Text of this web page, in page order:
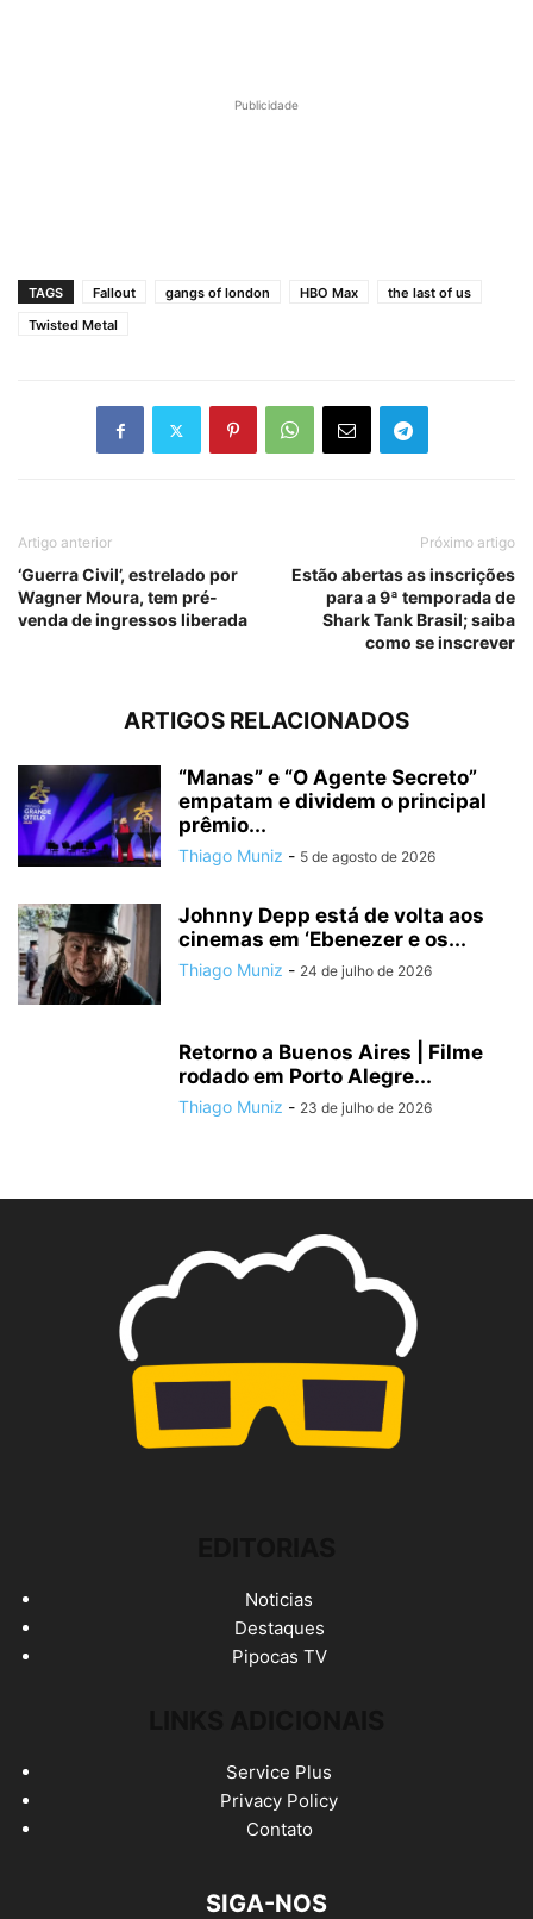
Publicidade
TAGS Fallout gangs of london HBO Max
the last of us
Twisted Metal
Artigo anterior
‘Guerra Civil’, estrelado por
Wagner Moura, tem pré-
venda de ingressos liberada
Próximo artigo
Estão abertas as inscrições
para a 9ª temporada de
Shark Tank Brasil; saiba
como se inscrever
ARTIGOS RELACIONADOS
“Manas” e “O Agente Secreto”
empatam e dividem o principal
prêmio...
Thiago Muniz - 5 de agosto de 2026
Johnny Depp está de volta aos
cinemas em ‘Ebenezer e os...
Thiago Muniz - 24 de julho de 2026
Retorno a Buenos Aires | Filme
rodado em Porto Alegre...
Thiago Muniz - 23 de julho de 2026
Noticias
Destaques
Pipocas TV
Service Plus
Privacy Policy
Contato
SIGA-NOS